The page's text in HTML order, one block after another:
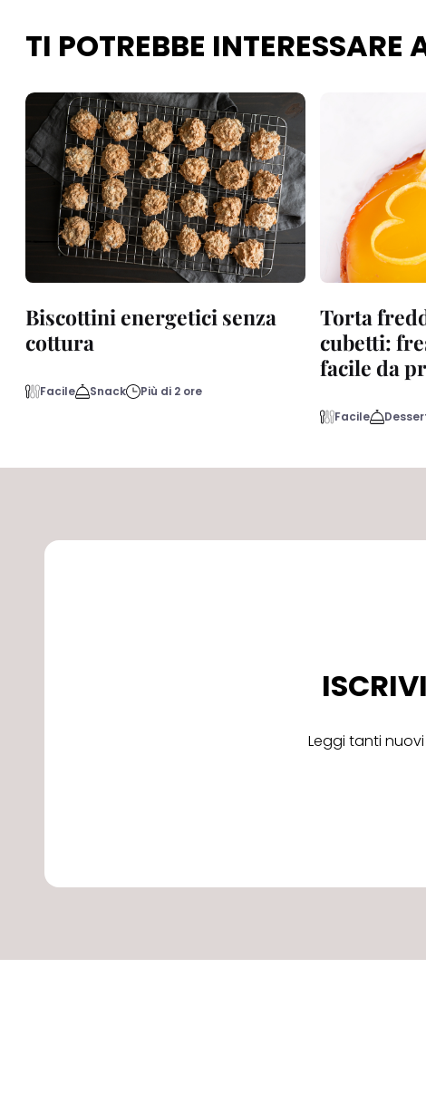
TI POTREBBE INTERESSARE
Biscottini energetici senza
cottura
Facile Snack Più di 2 ore
Torta
cubetti:
facile da
Facile
Leggi tanti